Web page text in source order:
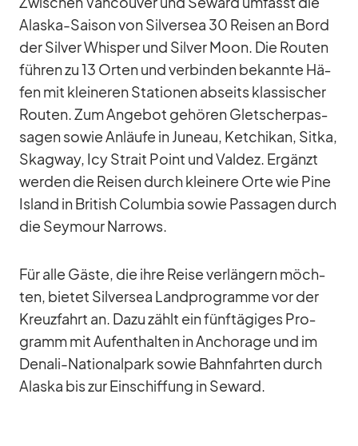
Alaska-Sai­son von Sil­ver­sea 30 Rei­sen an Bord
der Sil­ver Whisper und Sil­ver Moon. Die Rou­ten
füh­ren zu 13 Or­ten und ver­bin­den be­kannte Hä­
fen mit klei­ne­ren Sta­tio­nen ab­seits klas­si­scher
Rou­ten. Zum An­ge­bot ge­hö­ren Glet­scher­pas­
sa­gen so­wie An­läufe in Ju­neau, Ket­chi­kan, Sitka,
Skag­way, Icy Strait Point und Val­dez. Er­gänzt
wer­den die Rei­sen durch klei­nere Orte wie Pine
Is­land in Bri­tish Co­lum­bia so­wie Pas­sa­gen durch
die Sey­mour Nar­rows.
Für alle Gäste, die ihre Reise ver­län­gern möch­
ten, bie­tet Sil­ver­sea Land­pro­gramme vor der
Kreuz­fahrt an. Dazu zählt ein fünf­tä­gi­ges Pro­
gramm mit Auf­ent­hal­ten in An­cho­rage und im
De­nali-Na­tio­nal­park so­wie Bahn­fahr­ten durch
Alaska bis zur Ein­schif­fung in Se­ward.